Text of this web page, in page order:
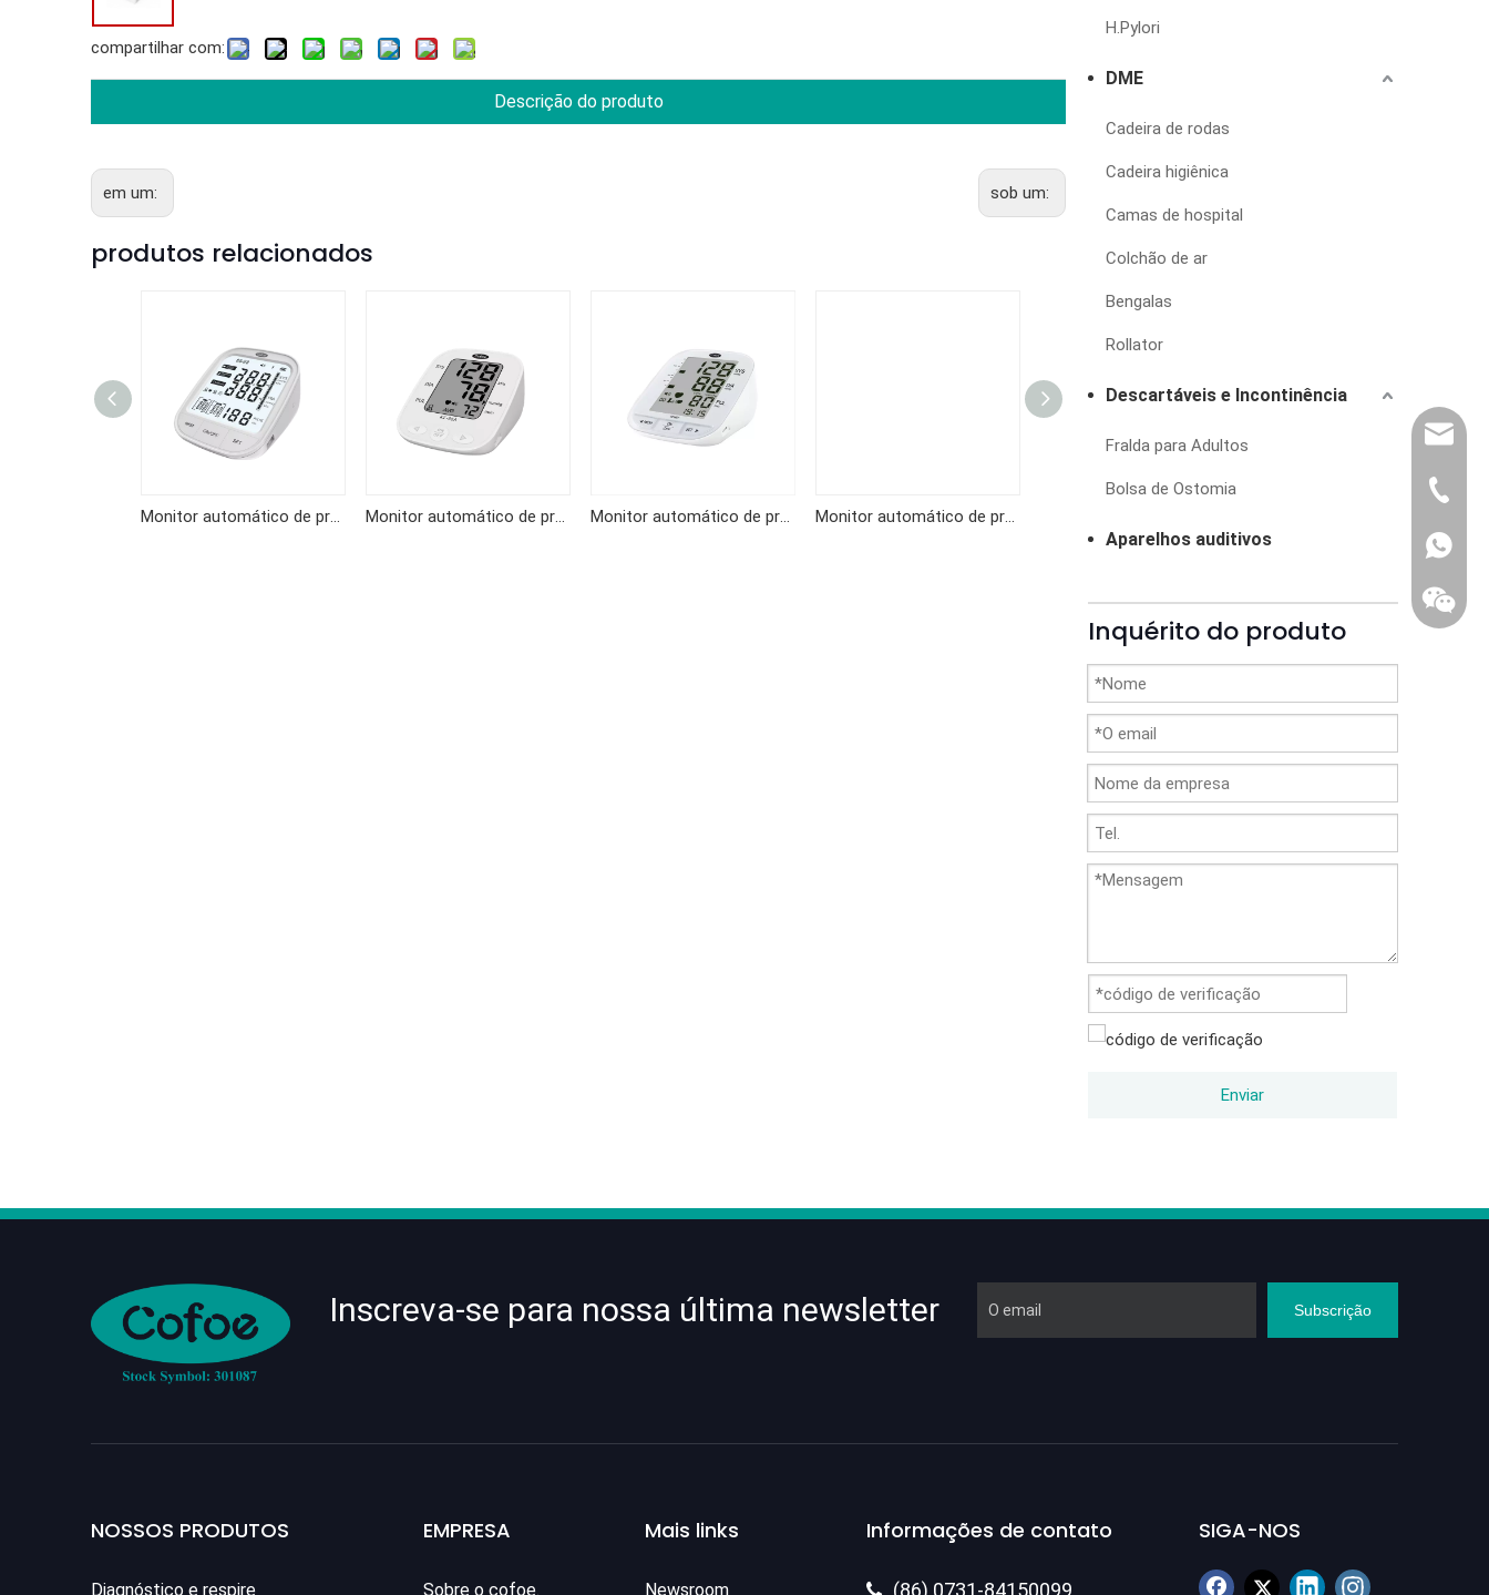
compartilhar com:
Descrição do produto
em um: sob um:
produtos relacionados
Monitor automático de pressão arterial de braço KF-66EP Monitor automático de pressão arterial de braço KF-65A Monitor automático de pressão arterial de braço KF-65K Monitor automático de pressão arterial de braço KF-65K
H.Pylori
DME
Cadeira de rodas
Cadeira higiênica
Camas de hospital
Colchão de ar
Bengalas
Rollator
Descartáveis e Incontinência
Fralda para Adultos
Bolsa de Ostomia
Aparelhos auditivos
Inquérito do produto
Enviar
Inscreva-se para nossa última newsletter Subscrição
NOSSOS PRODUTOS
Diagnóstico e respire
EMPRESA
Sobre o cofoe.
Mais links
Newsroom
Informações de contato
 (86) 0731-84150099
SIGA-NOS
(86)
86-